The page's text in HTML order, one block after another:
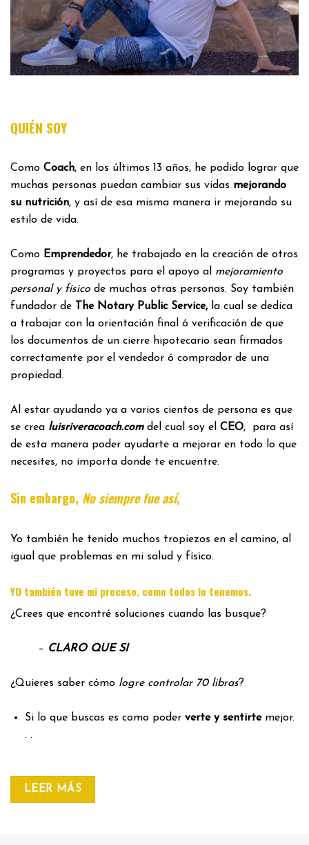
QUIÉN SOY
Como Coach, en los últimos 13 años, he podido lograr que
muchas personas puedan cambiar sus vidas mejorando
su nutrición, y así de esa misma manera ir mejorando su
estilo de vida.
Como Emprendedor, he trabajado en la creación de otros
programas y proyectos para el apoyo al mejoramiento
personal y físico de muchas otras personas. Soy también
fundador de
The Notary Public Service,la cual se dedica
a trabajar con la orientación final ó verificación de que
los documentos de un cierre hipotecario sean firmados
correctamente por el vendedor ó comprador de una
propiedad.
Al estar ayudando ya a varios cientos de persona es que
se crea luisriveracoach.comdel cual soy el CEO, para así
de esta manera poder ayudarte a mejorar en todo lo que
necesites, no importa donde te encuentre.
Sin embargo, No siempre fue así,
Yo también he tenido muchos tropiezos en el camino, al
igual que problemas en mi salud y físico.
YO también tuve mi proceso, como todos lo tenemos.
¿Crees que encontré soluciones cuando las busque?
– CLARO QUE SI
¿Quieres saber cómo logre controlar 70 libras?
Si lo que buscas es como poder verte y sentirtemejor.
. .
LEER MÁS